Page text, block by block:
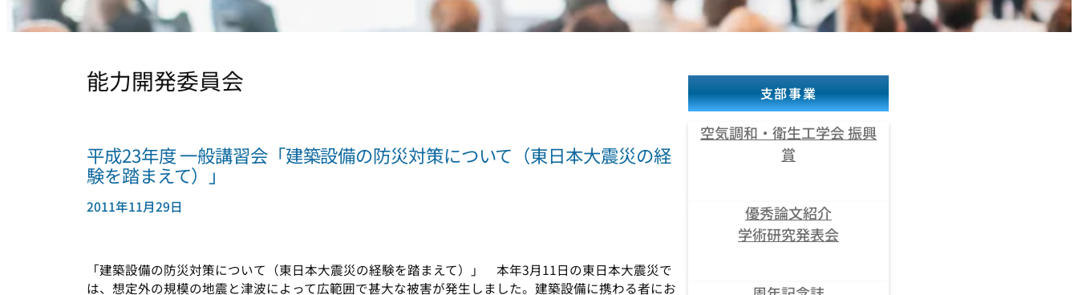
能力開発委員会
平成23年度 一般講習会「建築設備の防災対策について（東日本大震災の経
験を踏まえて）」
2011年11月29日
「建築設備の防災対策について（東日本大震災の経験を踏まえて）」 本年3月11日の東日本大震災で
は、想定外の規模の地震と津波によって広範囲で甚大な被害が発生しました。建築設備に携わる者にお
支部事業
空気調和・衛生工学会 振興
賞
優秀論文紹介
学術研究発表会